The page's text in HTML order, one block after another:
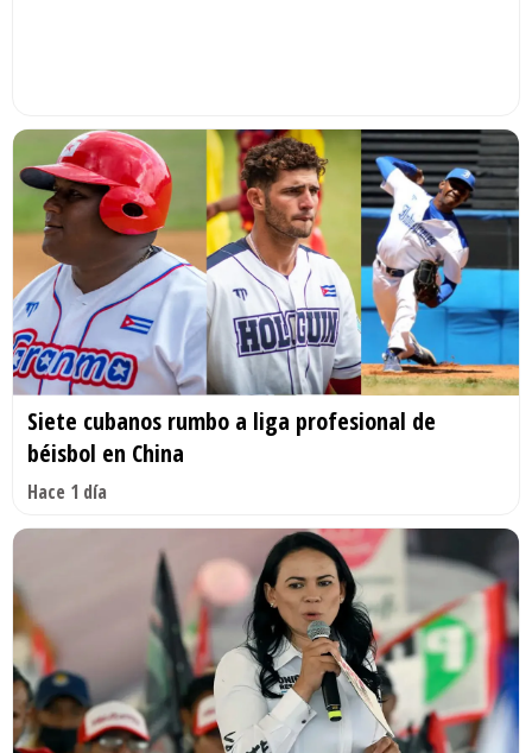
Siete cubanos rumbo a liga profesional de
béisbol en China
Hace 1 día